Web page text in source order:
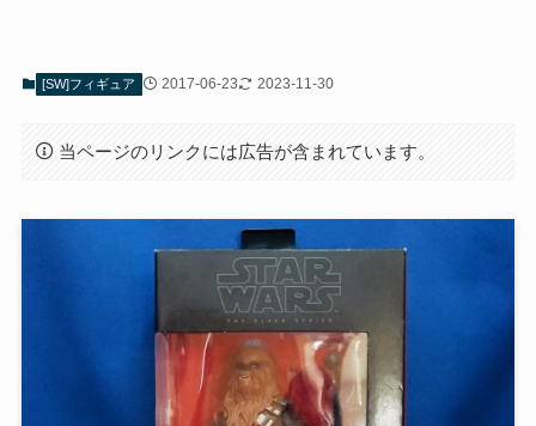
[SW]フィギュア 2017-06-23 2023-11-30
当ページのリンクには広告が含まれています。